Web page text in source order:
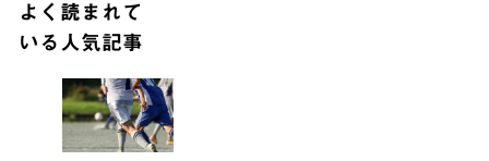
よく読まれて
いる人気記事